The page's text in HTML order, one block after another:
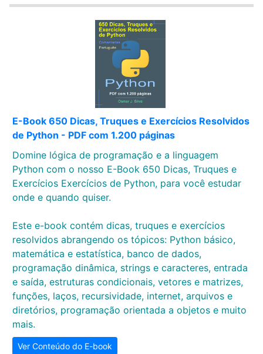
E-Book 650 Dicas, Truques e Exercícios Resolvidos
de Python - PDF com 1.200 páginas
Domine lógica de programação e a linguagem
Python com o nosso E-Book 650 Dicas, Truques e
Exercícios Exercícios de Python, para você estudar
onde e quando quiser.
Este e-book contém dicas, truques e exercícios
resolvidos abrangendo os tópicos: Python básico,
matemática e estatística, banco de dados,
programação dinâmica, strings e caracteres, entrada
e saída, estruturas condicionais, vetores e matrizes,
funções, laços, recursividade, internet, arquivos e
diretórios, programação orientada a objetos e muito
mais.
Ver Conteúdo do E-book